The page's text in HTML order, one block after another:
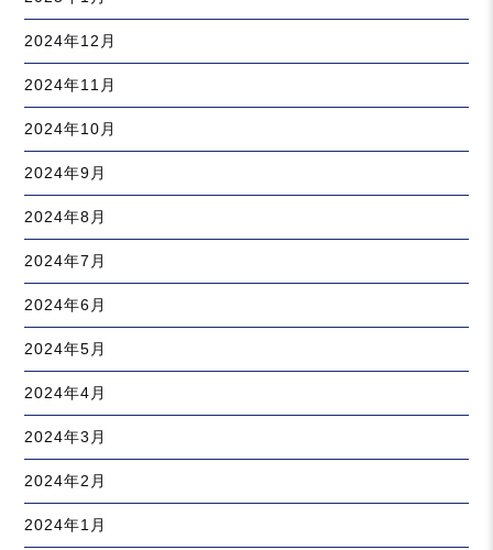
2024年12月
2024年11月
2024年10月
2024年9月
2024年8月
2024年7月
2024年6月
2024年5月
2024年4月
2024年3月
2024年2月
2024年1月